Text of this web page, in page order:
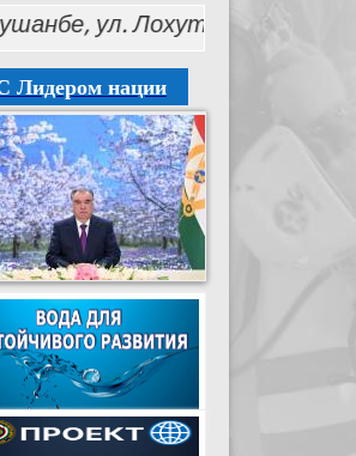
ул. Лохути, 26, тел.: (+992
Лидером нации